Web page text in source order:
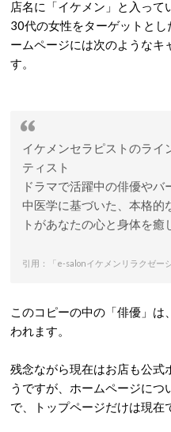
店名に「イケメン」と入って
30代の女性をターゲットと
ームページには次のようなキ
す。
イケメンセラピストのライ
ティスト
ドラマで活躍中の俳優やバ
中医学に基づいた、本格的
トがあなたの心と身体を癒
引用：「e-salonイケメンリラクゼー
このコピーの中の「俳優」
われます。
残念ながら現在はお店も公式
うですが、ホームページに
で、トップページだけは現在